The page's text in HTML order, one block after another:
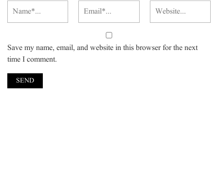
Save my name, email, and website in this browser for the next
time I comment.